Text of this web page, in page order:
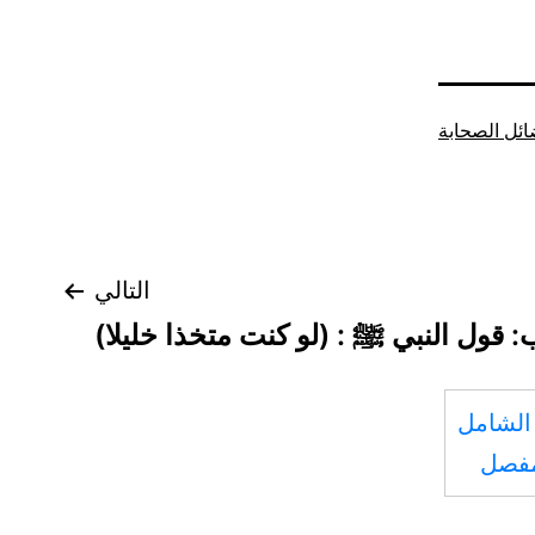
الصحابة
التالي
قول النبي ﷺ : (لو كنت متخذا خليلا)
الشامل